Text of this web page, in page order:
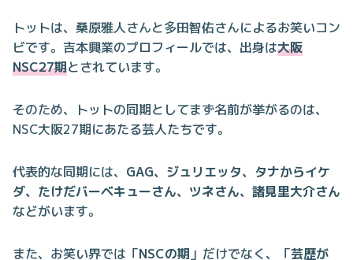
トットは、桑原雅人さんと多田智佑さんによるお笑いコン
ビです。吉本興業のプロフィールでは、出身は大阪
NSC27期とされています。
そのため、トットの同期としてまず名前が挙がるのは、
NSC大阪27期にあたる芸人たちです。
代表的な同期には、 GAG、ジュリエッタ、タナからイケ
ダ、たけだバーベキューさん、ツネさん、諸見里大介さん
などがいます。
また、お笑い界では「NSCの期 」だけでなく、「芸歴が